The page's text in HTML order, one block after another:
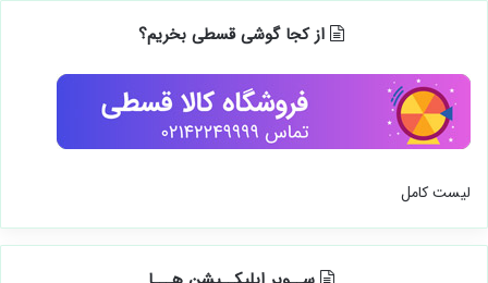
از کجا گوشی قسطی بخریم؟
لیست کامل